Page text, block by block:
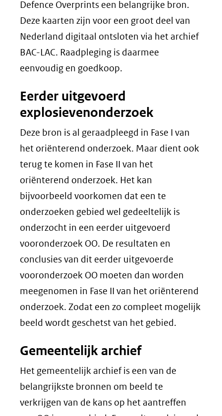
Defence Overprints een belangrijke bron.
Deze kaarten zijn voor een groot deel van
Nederland digitaal ontsloten via het archief
BAC-LAC. Raadpleging is daarmee
eenvoudig en goedkoop.
Eerder uitgevoerd
explosievenonderzoek
Deze bron is al geraadpleegd in Fase I van
het oriënterend onderzoek. Maar dient ook
terug te komen in Fase II van het
oriënterend onderzoek. Het kan
bijvoorbeeld voorkomen dat een te
onderzoeken gebied wel gedeeltelijk is
onderzocht in een eerder uitgevoerd
vooronderzoek OO. De resultaten en
conclusies van dit eerder uitgevoerde
vooronderzoek OO moeten dan worden
meegenomen in Fase II van het oriënterend
onderzoek. Zodat een zo compleet mogelijk
beeld wordt geschetst van het gebied.
Gemeentelijk archief
Het gemeentelijk archief is een van de
belangrijkste bronnen om beeld te
verkrijgen van de kans op het aantreffen